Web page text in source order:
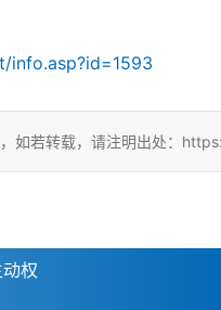
info.asp?id=1593
如若转载，请注明出处：
权